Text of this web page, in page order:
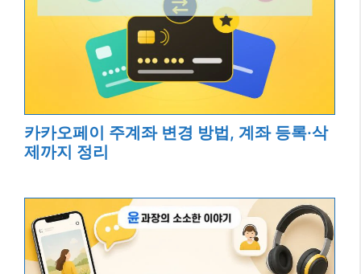
카카오페이 주계좌 변경 방법, 계좌 등록·삭
제까지 정리